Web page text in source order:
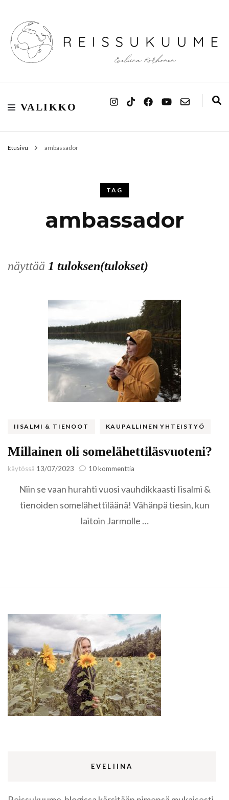
Reissukuume
VALIKKO
Etusivu ambassador
TAG
ambassador
näyttää 1 tuloksen(tulokset)
IISALMI & TIENOOT KAUPALLINEN YHTEISTYÖ
Millainen oli somelähettiläsvuoteni?
käytössä 13/07/2023 10 kommenttia
oli
Niin se vaan hurahti vuosi vauhdikkaasti Iisalmi &
tienoiden somelähettiläänä! Vähänpä tiesin, kun
laitoin Jarmolle …
EVELIINA